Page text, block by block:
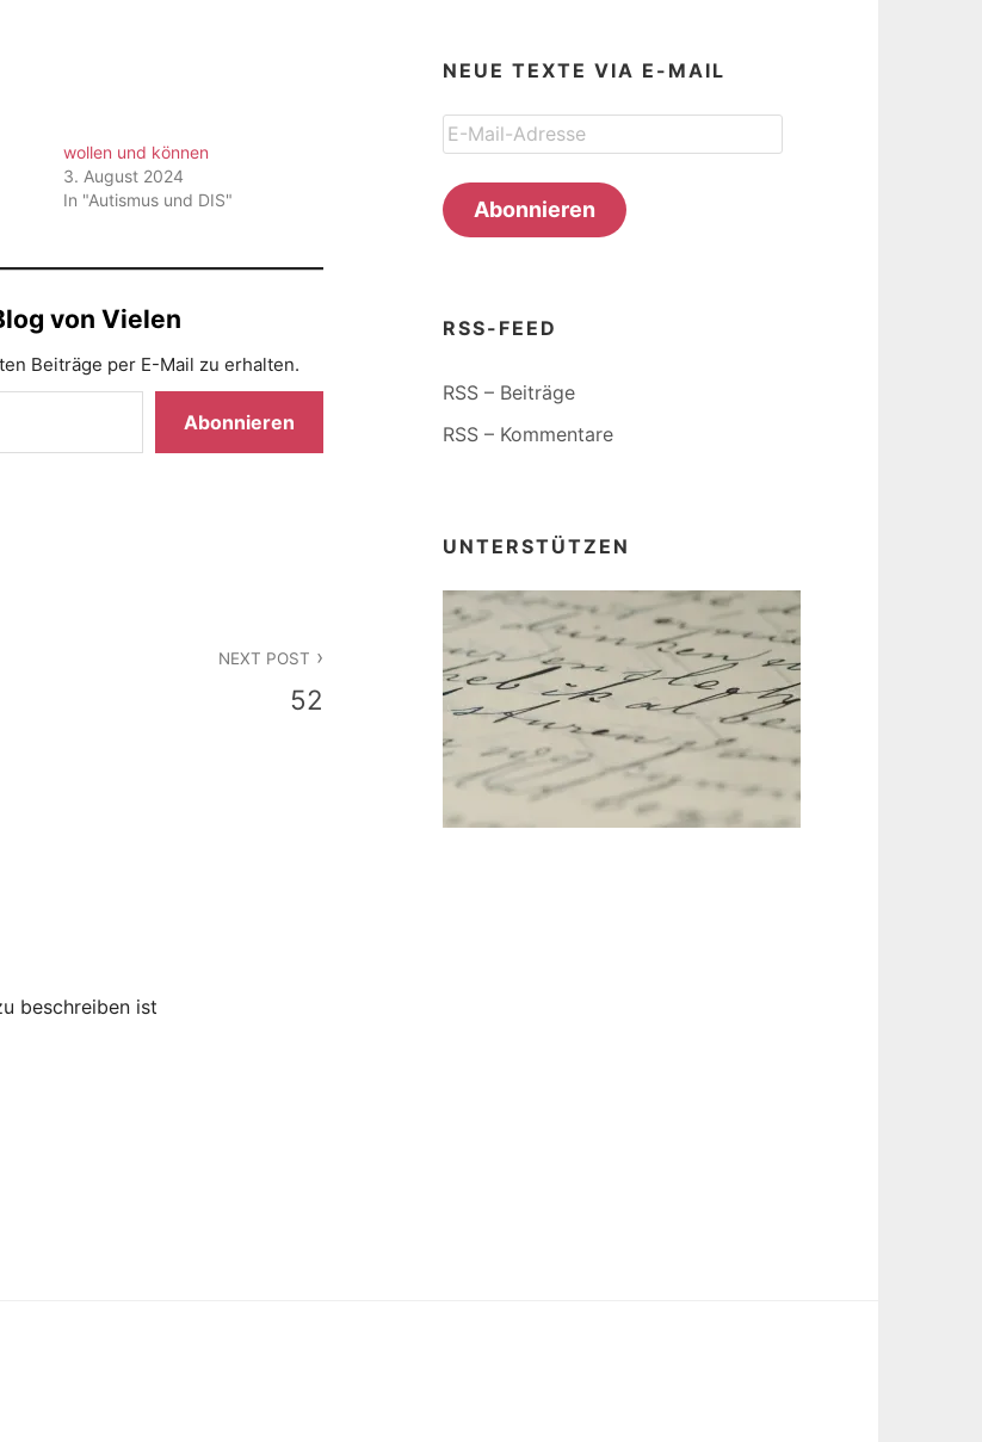
wollen und können
3. August 2024
In "Autismus und DIS"
von Vielen
Beiträge per E-Mail zu erhalten.
Abonnieren
NEXT POST
52
beschreiben ist
NEUE TEXTE VIA E-MAIL
E-
Mail-
Adresse
Abonnieren
RSS-FEED
RSS – Beiträge
RSS – Kommentare
UNTERSTÜTZEN